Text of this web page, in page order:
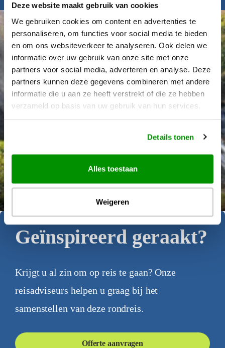
Deze website maakt gebruik van cookies
We gebruiken cookies om content en advertenties te
personaliseren, om functies voor social media te bieden
en om ons websiteverkeer te analyseren. Ook delen we
informatie over uw gebruik van onze site met onze
partners voor social media, adverteren en analyse. Deze
partners kunnen deze gegevens combineren met andere
informatie die u aan ze heeft verstrekt of die ze hebben
verzameld op basis van uw gebruik van hun services.
Details tonen
Alles toestaan
Weigeren
Geïnspireerd geraakt?
Krijgt u al zin om op reis te gaan? Onze
reisadviseurs helpen u graag bij het
samenstellen van deze rondreis.
Offerte aanvragen